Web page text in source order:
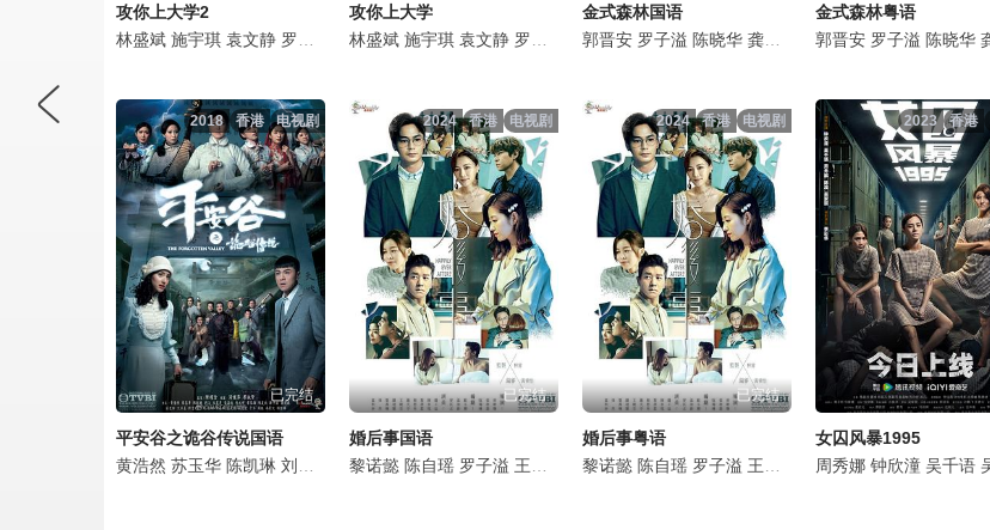
攻你上大学2
林盛斌 施宇琪 袁文静 罗子溢 陈晓华 何广沛 陈浚霆 罗天宇 何依婷 陈星妤 庄子璇 陈庭欣 唐嘉麟 李尔晨 康华 黄庭锋
攻你上大学
林盛斌 施宇琪 袁文静 罗子溢 陈晓华 何广沛 陈浚霆 罗天宇 何依婷 陈星妤 庄子璇 陈庭
金式森林国语
郭晋安 罗子溢 陈晓华 龚慈恩 罗兰 何广沛 罗天宇 陈浚
金式森林粤语
郭晋安 罗子溢 陈晓华 龚
电视剧
香港
2018
已完结
平安谷之诡谷传说国语
黄浩然 苏玉华 陈凯琳 刘江 朱晨丽 龚嘉欣 阮兆祥 韦家雄 陈庭欣 郑子诚 谭凯琪 张达伦 沈卓盈 陈滢 谢东闵 吕珊 陈嘉
电视剧
香港
2024
已完结
婚后事国语
黎诺懿 陈自瑶 罗子溢 王敏奕 罗天宇 陈庭欣 赖慰玲 炜烈 区明妙 罗冠兰 李漫芬 陈熙蕊
电视剧
香港
2024
已完结
婚后事粤语
黎诺懿 陈自瑶 罗子溢 王敏奕 罗天宇 陈庭欣 赖慰玲 炜
香港
2023
女囚风暴1995
周秀娜 钟欣潼 吴千语 吴